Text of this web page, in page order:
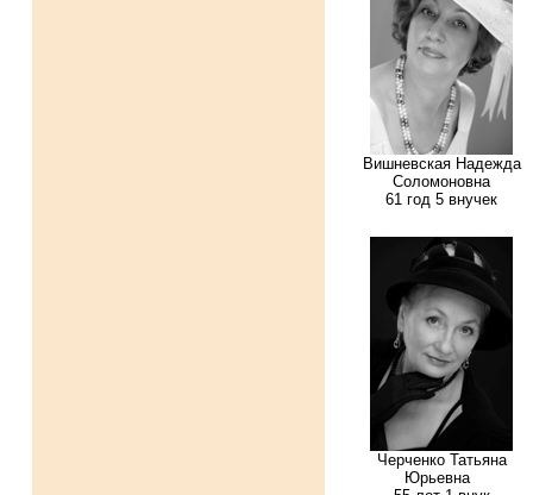
Вишневская Надежда
Соломоновна
61 год 5 внучек
Черченко Татьяна
Юрьевна